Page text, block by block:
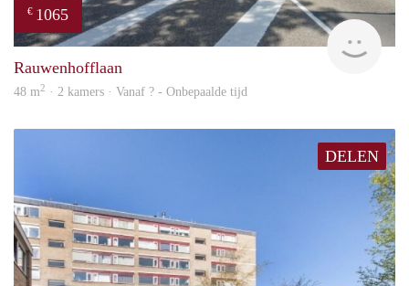
€ 1065
rent
Rauwenhofflaan
48 m2 · 2 kamers · Vanaf ? - Onbepaalde tijd
DELEN